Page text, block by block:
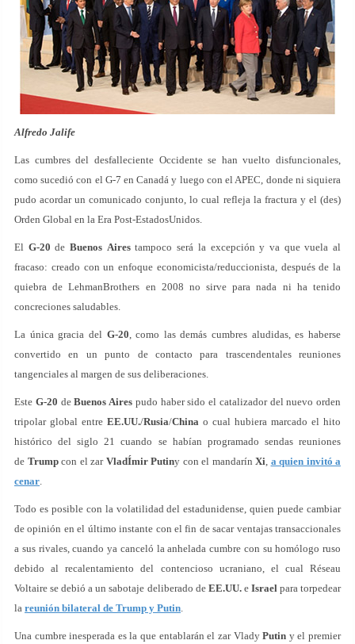
Alfredo Jalife
Las cumbres del desfalleciente Occidente se han vuelto disfuncionales,
como sucedió con el G-7 en Canadá y luego con el APEC, donde ni siquiera
pudo acordar un comunicado conjunto, lo cual refleja la fractura y el (des)
Orden Global en la Era Post-EstadosUnidos.
El G-20 deBuenos Airestampoco será la excepción y va que vuela al
fracaso: creado con un enfoque economicista/reduccionista, después de la
quiebra de LehmanBrothers en 2008 no sirve para nada ni ha tenido
concreciones saludables.
La única gracia del G-20, como las demás cumbres aludidas, es haberse
convertido en un punto de contacto para trascendentales reuniones
tangenciales al margen de sus deliberaciones.
Este G-20 deBuenos Aires pudo haber sido el catalizador del nuevo orden
tripolar global entre EE.UU./Rusia/China o cual hubiera marcado el hito
histórico del siglo 21 cuando se habían programado sendas reuniones
de Trump con el zar VladÍmir Putiny con el mandarín Xi, a quien invitó a
cenar.
Todo es posible con la volatilidad del estadunidense, quien puede cambiar
de opinión en el último instante con el fin de sacar ventajas transaccionales
a sus rivales, cuando ya canceló la anhelada cumbre con su homólogo ruso
debido al recalentamiento del contencioso ucraniano, el cual Réseau
Voltaire se debió a un sabotaje deliberado de EE.UU.e Israelpara torpedear
la reunión bilateral de Trump y Putin.
Una cumbre inesperada es la que entablarán el zar VladyPutin y el premier